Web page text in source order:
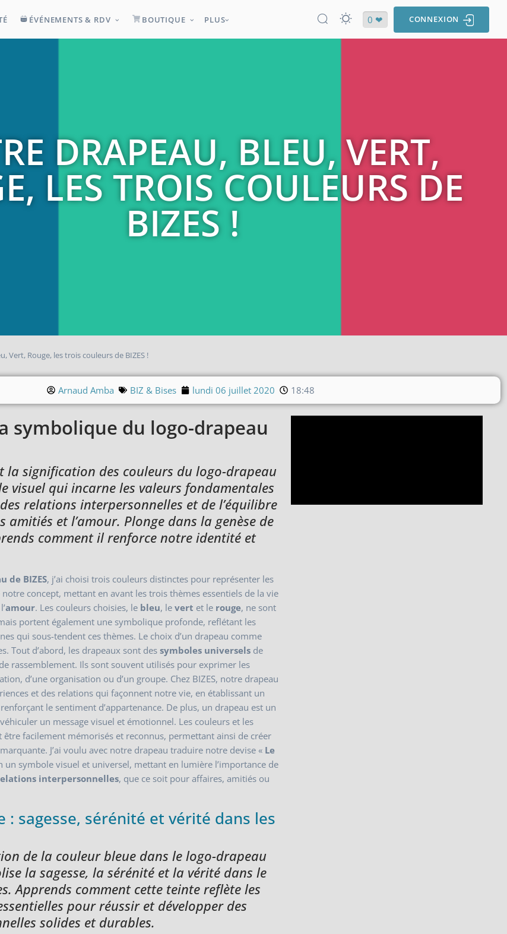
ÉVÉNEMENTS & RDV BOUTIQUE PLUS 0 ❤ CONNEXION
DRAPEAU, BLEU, VERT,
LES TROIS COULEURS DE
BIZES !
Vert, Rouge, les trois couleurs de BIZES !
Arnaud Amba BIZ & Bises lundi 06 juillet 2020 18:48
symbolique du logo-drapeau
la signification des couleurs du logo-drapeau
visuel qui incarne les valeurs fondamentales
relations interpersonnelles et de l’équilibre
amitiés et l’amour. Plonge dans la genèse de
comment il renforce notre identité et
de BIZES, j’ai choisi trois couleurs distinctes pour représenter les
notre concept, mettant en avant les trois thèmes essentiels de la vie
amour. Les couleurs choisies, le bleu, levert et le rouge, ne sont
portent également une symbolique profonde, reflétant les
qui sous-tendent ces thèmes. Le choix d’un drapeau comme
Tout d’abord, les drapeaux sont dessymboles universels de
rassemblement. Ils sont souvent utilisés pour exprimer les
d’une organisation ou d’un groupe. Chez BIZES, notre drapeau
et des relations qui façonnent notre vie, en établissant un
le sentiment d’appartenance. De plus, un drapeau est un
un message visuel et émotionnel. Les couleurs et les
être facilement mémorisés et reconnus, permettant ainsi de créer
J’ai voulu avec notre drapeau traduire notre devise « Le
un symbole visuel et universel, mettant en lumière l’importance de
interpersonnelles, que ce soit pour affaires, amitiés ou
: sagesse, sérénité et vérité dans les
de la couleur bleue dans le logo-drapeau
la sagesse, la sérénité et la vérité dans le
Apprends comment cette teinte reflète les
pour réussir et développer des
solides et durables.